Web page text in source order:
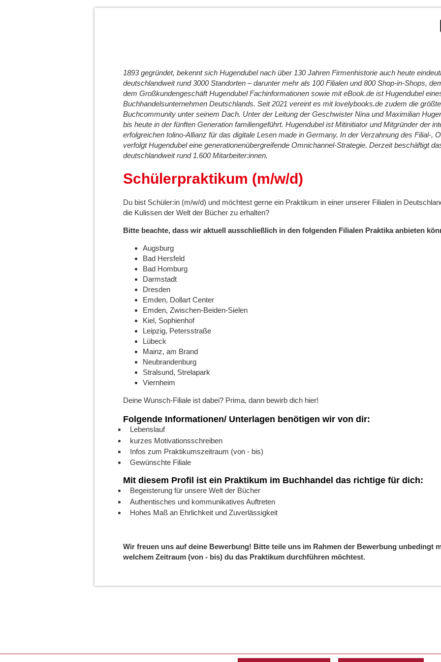
1893 gegründet, bekennt sich Hugendubel nach über 130 Jahren Firmenhistorie auch heute
deutschlandweit rund 3000 Standorten – darunter mehr als 100 Filialen und 800 Shop-in-Shops,
dem Großkundengeschäft Hugendubel Fachinformationen sowie mit eBook.de ist Hugendubel
Buchhandelsunternehmen Deutschlands. Seit 2021 vereint es mit lovelybooks.de zudem die
Buchcommunity unter seinem Dach. Unter der Leitung der Geschwister Nina und Maximilian
bis heute in der fünften Generation familiengeführt. Hugendubel ist Mitinitiator und Mitgründer der
erfolgreichen tolino-Allianz für das digitale Lesen made in Germany. In der Verzahnung des Filial-,
verfolgt Hugendubel eine generationenübergreifende Omnichannel-Strategie. Derzeit beschäftigt
deutschlandweit rund 1.600 Mitarbeiter:innen.
Schülerpraktikum (m/w/d)
Du bist Schüler:in (m/w/d) und möchtest gerne ein Praktikum in einer unserer Filialen in
die Kulissen der Welt der Bücher zu erhalten?
Bitte beachte, dass wir aktuell ausschließlich in den folgenden Filialen Praktika anbieten
Augsburg
Bad Hersfeld
Bad Homburg
Darmstadt
Dresden
Emden, Dollart Center
Emden, Zwischen-Beiden-Sielen
Kiel, Sophienhof
Leipzig, Petersstraße
Lübeck
Mainz, am Brand
Neubrandenburg
Stralsund, Strelapark
Viernheim
Deine Wunsch-Filiale ist dabei? Prima, dann bewirb dich hier!
Folgende Informationen/ Unterlagen benötigen wir von dir:
Lebenslauf
kurzes Motivationsschreiben
Infos zum Praktikumszeitraum (von - bis)
Gewünschte Filiale
Mit diesem Profil ist ein Praktikum im Buchhandel das richtige für dich:
Begeisterung für unsere Welt der Bücher
Authentisches und kommunikatives Auftreten
Hohes Maß an Ehrlichkeit und Zuverlässigkeit
Wir freuen uns auf deine Bewerbung! Bitte teile uns im Rahmen der Bewerbung unbedingt
welchem Zeitraum (von - bis) du das Praktikum durchführen möchtest.